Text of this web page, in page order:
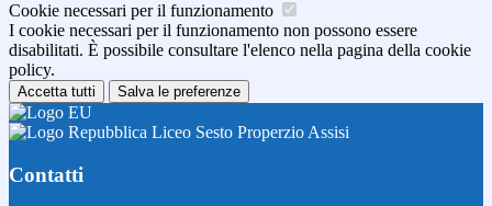
Cookie necessari per il funzionamento
I cookie necessari per il funzionamento non possono essere
disabilitati. È possibile consultare l'elenco nella pagina della cookie
policy.
Accetta tutti Salva le preferenze
Liceo Sesto Properzio Assisi
Contatti